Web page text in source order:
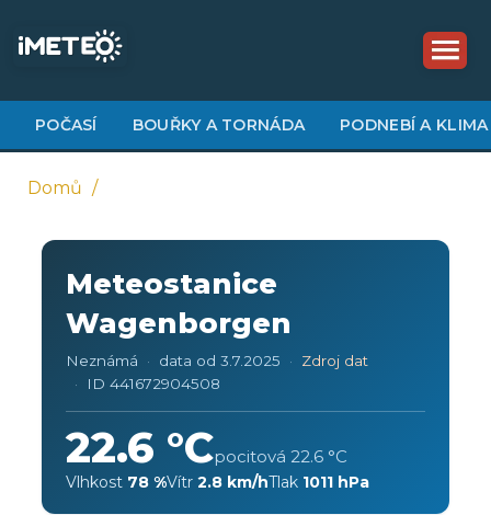
obsahu
POČASÍ BOUŘKY A TORNÁDA PODNEBÍ A KLIMA
Drobečková
navigace
Domů
Meteostanice
Wagenborgen
Neznámá data od 3.7.2025
Zdroj dat
ID 441672904508
22.6 °Cpocitová 22.6 °C
Vlhkost 78 %Vítr2.8 km/hTlak 1011 hPa